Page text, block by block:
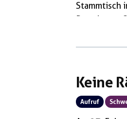
Stammtisch
Beatrix von
den Ort zu
Keine
Aufruf